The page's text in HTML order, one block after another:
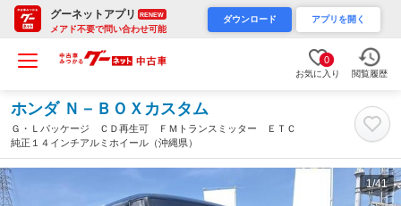
グーネットアプリ RENEW
メアド不要で問い合わせ可能
ダウンロード アプリを開く
0
お気に入り 閲覧履歴
ホンダ Ｎ－ＢＯＸカスタム
Ｇ・Ｌパッケージ ＣＤ再生可 ＦＭトランスミッター ＥＴＣ
純正１４インチアルミホイール（沖縄県）
1/41